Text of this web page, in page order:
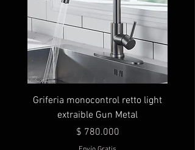
Griferia monocontrol retto light
extraible Gun Metal
Precio
$ 780.000